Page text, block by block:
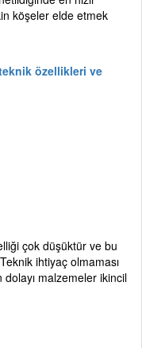
köşeler elde etmek
özellikleri ve
çok düşüktür ve bu
ihtiyaç olmaması
dolayı malzemeler ikincil